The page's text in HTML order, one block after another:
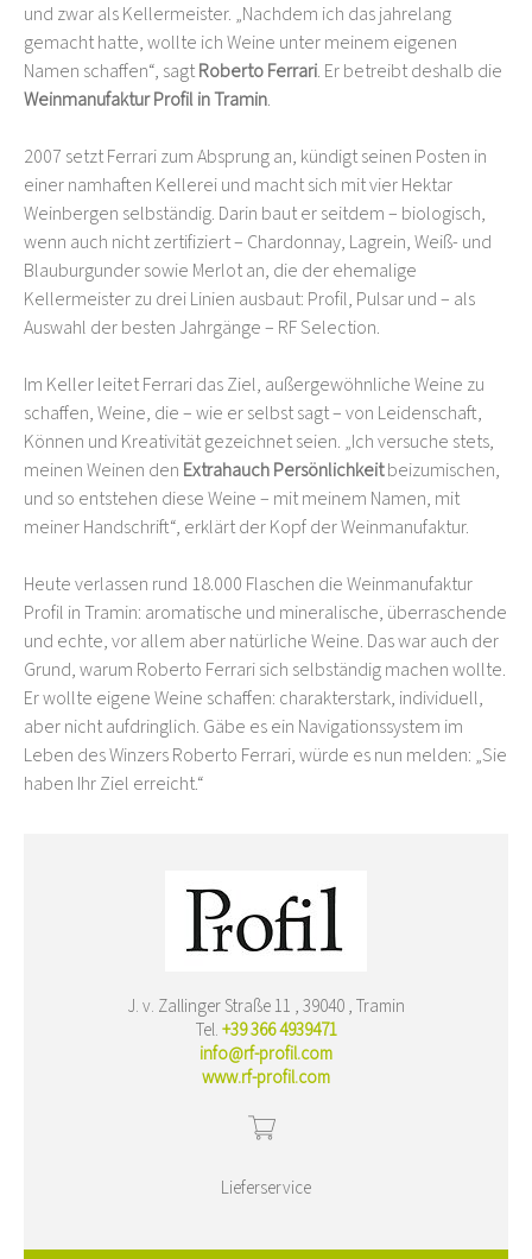
und zwar als Kellermeister. „Nachdem ich das jahrelang
gemacht hatte, wollte ich Weine unter meinem eigenen
Namen schaffen“, sagtRoberto Ferrari. Er betreibt deshalb die
Weinmanufaktur Profil in Tramin.
2007 setzt Ferrari zum Absprung an, kündigt seinen Posten in
einer namhaften Kellerei und macht sich mit vier Hektar
Weinbergen selbständig. Darin baut er seitdem – biologisch,
wenn auch nicht zertifiziert – Chardonnay, Lagrein, Weiß- und
Blauburgunder sowie Merlot an, die der ehemalige
Kellermeister zu drei Linien ausbaut: Profil, Pulsar und – als
Auswahl der besten Jahrgänge – RF Selection.
Im Keller leitet Ferrari das Ziel, außergewöhnliche Weine zu
schaffen, Weine, die – wie er selbst sagt – von Leidenschaft,
Können und Kreativität gezeichnet seien. „Ich versuche stets,
meinen Weinen den Extrahauch Persönlichkeitbeizumischen,
und so entstehen diese Weine – mit meinem Namen, mit
meiner Handschrift“, erklärt der Kopf der Weinmanufaktur.
Heute verlassen rund 18.000 Flaschen die Weinmanufaktur
Profil in Tramin: aromatische und mineralische, überraschende
und echte, vor allem aber natürliche Weine. Das war auch der
Grund, warum Roberto Ferrari sich selbständig machen wollte.
Er wollte eigene Weine schaffen: charakterstark, individuell,
aber nicht aufdringlich. Gäbe es ein Navigationssystem im
Leben des Winzers Roberto Ferrari, würde es nun melden: „Sie
haben Ihr Ziel erreicht.“
J. v. Zallinger Straße 11 , 39040 , Tramin
Tel.+39 366 4939471
info@rf-profil.com
www.rf-profil.com
Lieferservice